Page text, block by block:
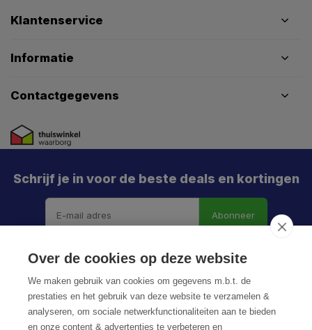
Klantenservice
Informatie
Contactgegevens
Schrijf je in voor de beste deals en kortingen
Abonneer
Over de cookies op deze website
We maken gebruik van cookies om gegevens m.b.t. de
prestaties en het gebruik van deze website te verzamelen &
analyseren, om sociale netwerkfunctionaliteiten aan te bieden
en onze content & advertenties te verbeteren en